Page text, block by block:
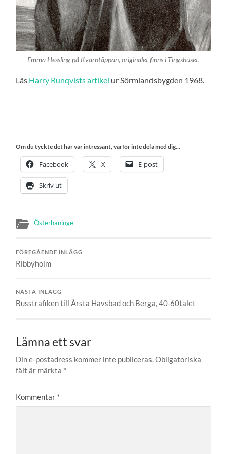
Emma Hessling på Kvarntäppan, originalet finns i Tingshuset.
Läs Harry Runqvists artikel ur Sörmlandsbygden 1968.
Om du tyckte det här var intressant, varför inte dela med dig...
Facebook X E-post
Skriv ut
Österhaninge
FÖREGÅENDE INLÄGG
Ribbyholm
NÄSTA INLÄGG
Busstrafiken till Årsta Havsbad och Berga, 40-60talet
Lämna ett svar
Din e-postadress kommer inte publiceras.Obligatoriska
fält är märkta *
Kommentar *